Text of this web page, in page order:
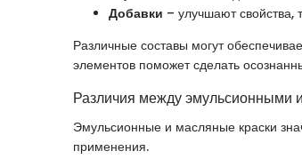
Добавки – улучшают свойства,
Различные составы могут
элементов поможет сделать
Различия между эмульсионными
Эмульсионные и масляные краски
применения.